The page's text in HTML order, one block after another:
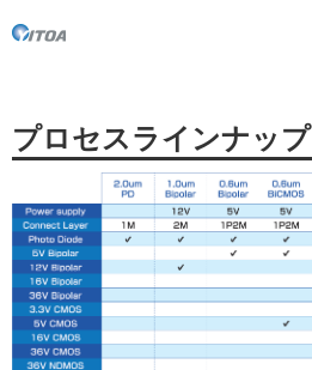
プロセスラインナップ